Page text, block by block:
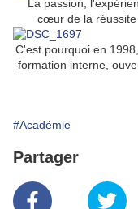
La passion,
cœur de la réussite
C'est pourquoi en
formation interne,
#Académie
Partager